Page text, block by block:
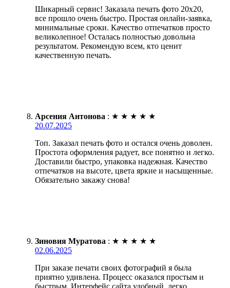
Шикарный сервис! Заказала печать фото 20х20,
все прошло очень быстро. Простая онлайн-заявка,
минимальные сроки. Качество отпечатков просто
великолепное! Осталась полностью довольна
результатом. Рекомендую всем, кто ценит
качественную печать.
Арсения Антонова : ★ ★ ★ ★ ★
20.07.2025
Топ. Заказал печать фото и остался очень доволен.
Простота оформления радует, все понятно и легко.
Доставили быстро, упаковка надежная. Качество
отпечатков на высоте, цвета яркие и насыщенные.
Обязательно закажу снова!
Зиновия Муратова : ★ ★ ★ ★ ★
02.06.2025
При заказе печати своих фотографий я была
приятно удивлена. Процесс оказался простым и
быстрым. Интерфейс сайта удобный, легко